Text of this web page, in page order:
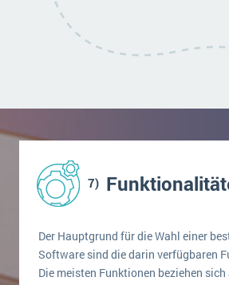
Der Hauptgrund für die Wahl einer
Software sind die darin verfügbaren
Die meisten Funktionen beziehen